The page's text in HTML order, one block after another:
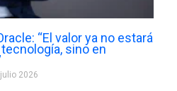
“El valor ya no estará
sino en
2026